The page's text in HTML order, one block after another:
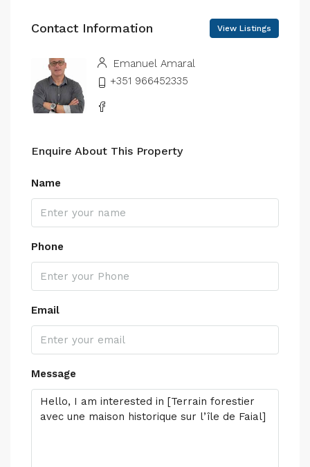
Contact Information View Listings
Emanuel Amaral
+351 966452335
Enquire About This Property
Name
Phone
Email
Message